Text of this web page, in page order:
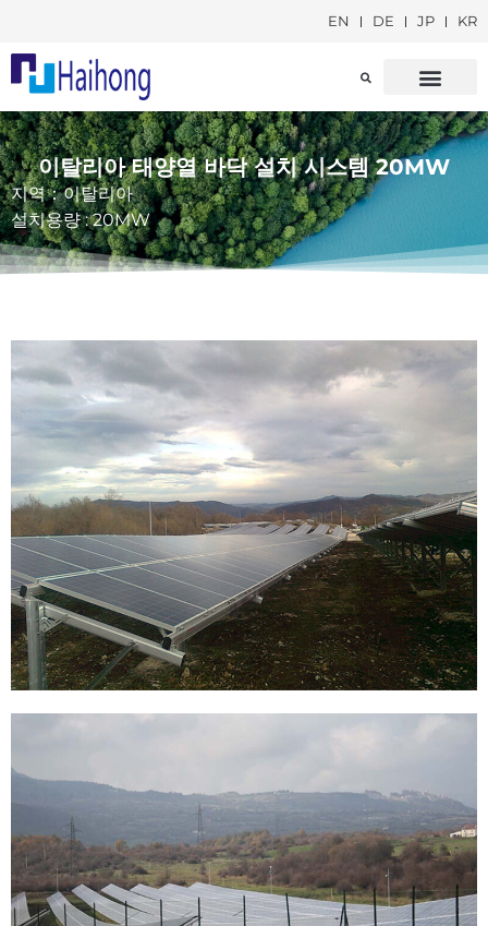
EN DE JP KR
이탈리아 태양열 바닥 설치 시스템 20MW
지역：이탈리아
설치용량 : 20MW